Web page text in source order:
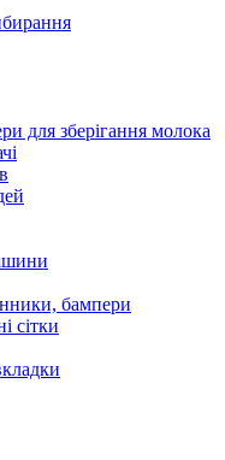
для зберігання молока
бампери
сітки